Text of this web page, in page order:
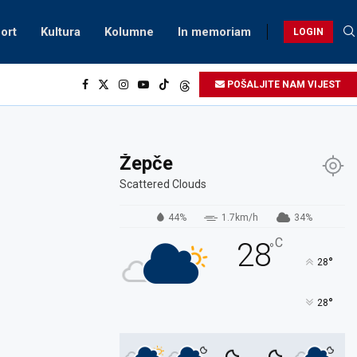
Kultura Kolumne In memoriam LOGIN
POŠALJITE NAM VIJEST
Žepče
Scattered Clouds
44% 1.7km/h 34%
28°C
28°
28°